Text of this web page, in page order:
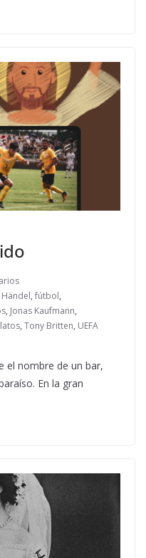
, fútbol,
, Jonas Kaufmann,
, Tony Britten, UEFA
el nombre de un bar,
En la gran